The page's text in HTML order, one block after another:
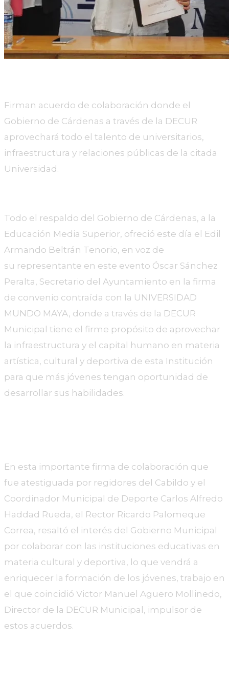
Firman acuerdo de colaboración donde el
Gobierno de Cárdenas a través de la DECUR
aprovechará todo el talento de universitarios,
infraestructura y relaciones públicas de la citada
Universidad.
Todo el respaldo del Gobierno de Cárdenas, a la
Educación Media Superior, ofreció este día el Edil
Armando Beltrán Tenorio, en voz de
su representante en este evento Óscar Sánchez
Peralta, Secretario del Ayuntamiento en la firma
de convenio contraída con la UNIVERSIDAD
MUNDO MAYA, donde a través de la DECUR
Municipal tiene el firme propósito de aprovechar
la infraestructura y el capital humano en materia
artística, cultural y deportiva de esta Institución
para que más jóvenes tengan oportunidad de
desarrollar sus habilidades.
En esta importante firma de colaboración que
fue atestiguada por regidores del Cabildo y el
Coordinador Municipal de Deporte Carlos Alfredo
Haddad Rueda, el Rector Ricardo Palomeque
Correa, resaltó el interés del Gobierno Municipal
por colaborar con las instituciones educativas en
materia cultural y deportiva, lo que vendrá a
enriquecer la formación de los jóvenes, trabajo en
el que coincidió Victor Manuel Agüero Mollinedo,
Director de la DECUR Municipal, impulsor de
estos acuerdos.